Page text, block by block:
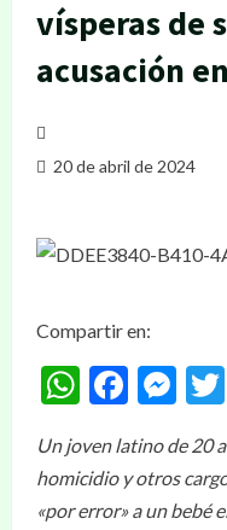
vísperas de
acusación
20 de abril de 2024
Compartir en:
Un joven latino de 20
homicidio y otros
«por error» a un bebé